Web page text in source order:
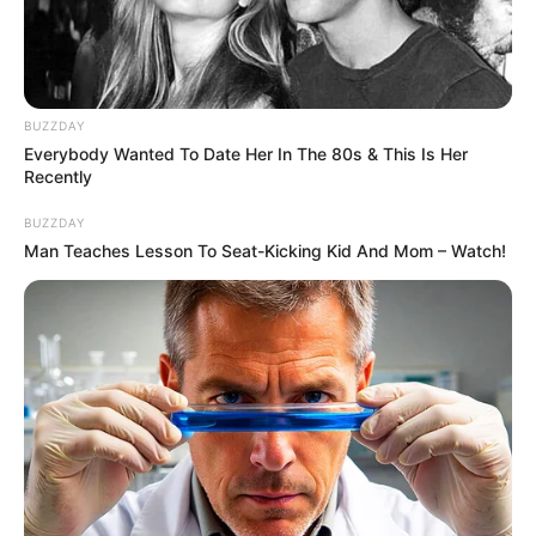
10 au cours de l’année 2026, il y a la famille
Perronet. Axelle et Florian sont les heureux
parents de 5 enfants : Ninna, Auxanna, Eden et
Ambroise, les jumeaux et enfin, Rosella.
BUZZDAY
Everybody Wanted To Date Her In The 80s & This Is Her
Recently
BUZZDAY
Man Teaches Lesson To Seat-Kicking Kid And Mom – Watch!